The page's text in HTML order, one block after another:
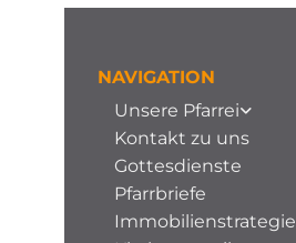
NAVIGATION
Unsere Pfarrei
Kontakt zu uns
Gottesdienste
Pfarrbriefe
Immobilienstrategie